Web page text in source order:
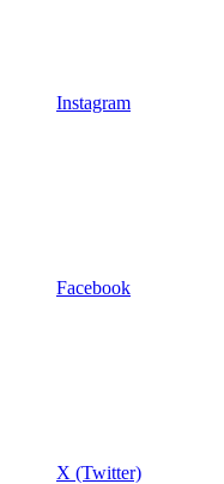
Instagram
Facebook
X (Twitter)